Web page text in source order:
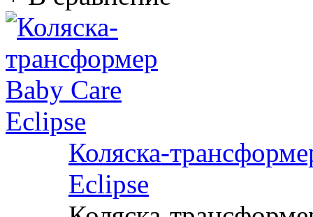
Коляска-
Eclipse